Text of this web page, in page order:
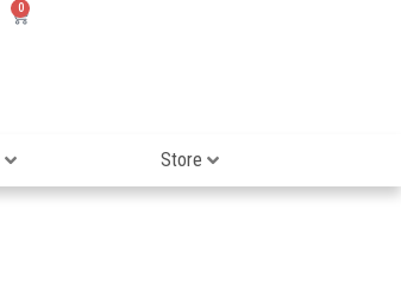
0
Store